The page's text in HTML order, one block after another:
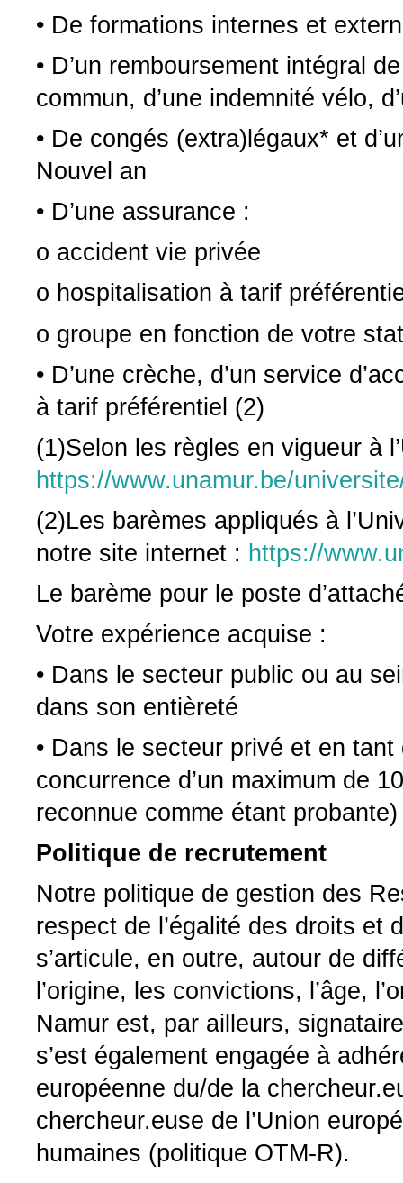
• De formations internes et
• D’un remboursement intégral
commun, d’une indemnité vélo,
• De congés (extra)légaux* et
Nouvel an
• D’une assurance :
o accident vie privée
o hospitalisation à tarif
o groupe en fonction de votre
• D’une crèche, d’un service
à tarif préférentiel (2)
(1)Selon les règles en vigueur à
https://www.unamur.be/
(2)Les barèmes appliqués à
notre site internet : https://
Le barème pour le poste
Votre expérience acquise :
• Dans le secteur public ou au
dans son entièreté
• Dans le secteur privé et en
concurrence d’un maximum de
reconnue comme étant
Politique de recrutement
Notre politique de gestion des
respect de l’égalité des droits et
s’articule, en outre, autour de
l’origine, les convictions, l’âge,
Namur est, par ailleurs,
s’est également engagée à
européenne du/de la
chercheur.euse de l’Union
humaines (politique OTM-R).